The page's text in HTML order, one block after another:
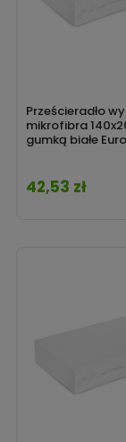
Prześcieradło
mikrofibra
gumką białe
Cena
42,53 zł